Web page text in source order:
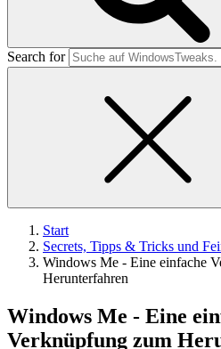
Search for
Start
Secrets, Tipps & Tricks und
Windows Me - Eine einfache
Herunterfahren
Windows Me - Eine
Verknüpfung zum